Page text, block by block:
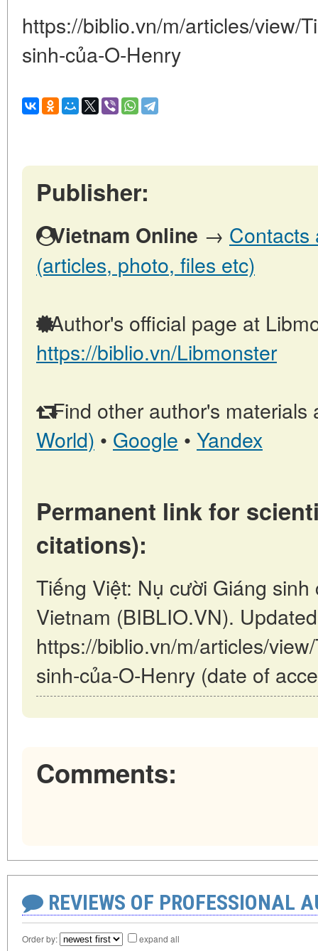
https://biblio.vn/m/articles/view/
sinh-của-O-Henry
Publisher:
Vietnam Online → Contacts
(articles, photo, files etc)
Author's official page at
https://biblio.vn/Libmonster
Find other author's materials
World) • Google • Yandex
Permanent link for
citations):
Tiếng Việt: Nụ cười Giáng
Vietnam (BIBLIO.VN).
https://biblio.vn/m/articles/
sinh-của-O-Henry (date of
Comments:
REVIEWS OF PROFESSIONAL
Order by: expand all